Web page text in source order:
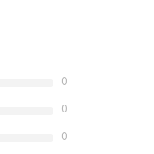
0
0
0